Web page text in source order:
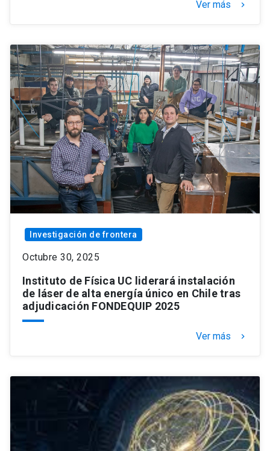
Ver más keyboard_arrow_right
Investigación de frontera
Octubre 30, 2025
Instituto de Física UC liderará instalación
de láser de alta energía único en Chile tras
adjudicación FONDEQUIP 2025
Ver más keyboard_arrow_right